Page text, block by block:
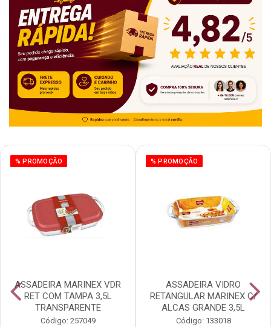
% PROMOÇÃO
ASSADEIRA MARINEX VDR
RET COM TAMPA 3,5L
TRANSPARENTE
Código: 257049
% PROMOÇÃO
ASSADEIRA VIDRO
RETANGULAR MARINEX C/
ALCAS GRANDE 3,5L
Código: 133018